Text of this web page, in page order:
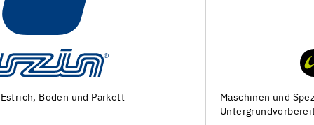
Maschinen und Spezialwerkzeuge zur
Untergrundvorbereitung und Verlegung von Bodenbelägen